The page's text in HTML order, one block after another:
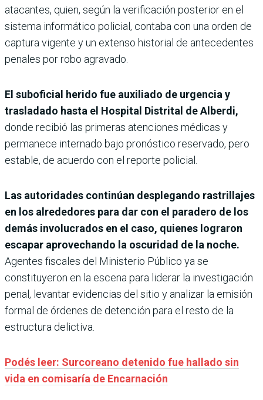
atacantes, quien, según la verificación posterior en el
sistema informático policial, contaba con una orden de
captura vigente y un extenso historial de antecedentes
penales por robo agravado.
El suboficial herido fue auxiliado de urgencia y
trasladado hasta el Hospital Distrital de Alberdi,
donde recibió las primeras atenciones médicas y
permanece internado bajo pronóstico reservado, pero
estable, de acuerdo con el reporte policial.
Las autoridades continúan desplegando rastrillajes
en los alrededores para dar con el paradero de los
demás involucrados en el caso, quienes lograron
escapar aprovechando la oscuridad de la noche.
Agentes fiscales del Ministerio Público ya se
constituyeron en la escena para liderar la investigación
penal, levantar evidencias del sitio y analizar la emisión
formal de órdenes de detención para el resto de la
estructura delictiva.
Podés leer: Surcoreano detenido fue hallado sin
vida en comisaría de Encarnación